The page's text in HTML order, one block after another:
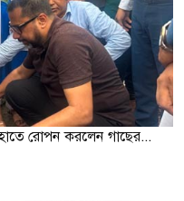
রোপন করলেন গাছের...